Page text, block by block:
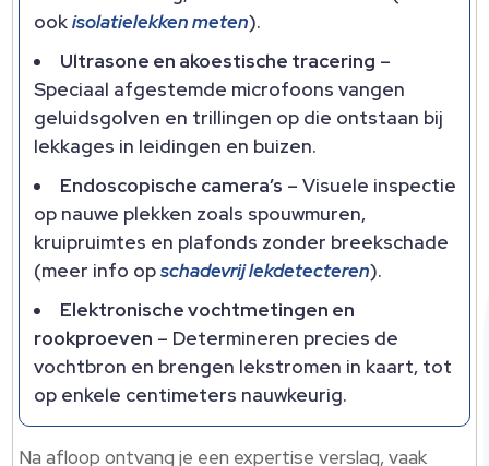
ookisolatielekken meten).​
Ultrasone en akoestische tracering –
Speciaal afgestemde microfoons vangen
geluidsgolven en trillingen op die ontstaan bij
lekkages in leidingen en buizen.​
Endoscopische camera’s – Visuele inspectie
op nauwe plekken zoals spouwmuren,
kruipruimtes en plafonds zonder breekschade
(meer info opschadevrij lekdetecteren).​
Elektronische vochtmetingen en
rookproeven – Determineren precies de
vochtbron en brengen lekstromen in kaart, tot
op enkele centimeters nauwkeurig.​
Na afloop ontvang je een expertise verslag, vaak